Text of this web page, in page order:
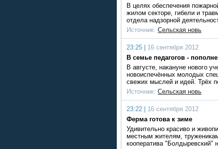
В целях обеспечения
жилом секторе, гибели и
отдела надзорной
Источник: Сельская новь
23:25 |
16 сентября 2012
В семье педагогов -
В августе, накануне нового
новоиспечённых молодых
свежих мыслей и идей. Трёх
Источник: Сельская новь
23:22 |
16 сентября 2012
Ферма готова к зиме
Удивительно красиво и
местным жителям, труженикам
кооператива "Болдыревский"